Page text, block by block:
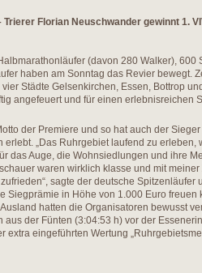
Florian Neuschwander gewinnt 1.
(davon 280 Walker), 600
haben am Sonntag das Revier bewegt.
Städte Gelsenkirchen, Essen, Bottrop
angefeuert und für einen erlebnisreichen
der Premiere und so hat auch der
erlebt. „Das Ruhrgebiet laufend zu erleben,
das Auge, die Wohnsiedlungen und ihre
waren wirklich klasse und mit
sagte der deutsche Spitzenläufer
Siegprämie in Höhe von 1.000 Euro freuen
hatten die Organisatoren bewusst
aus der Fünten (3:04:53 h) vor der
extra eingeführten Wertung